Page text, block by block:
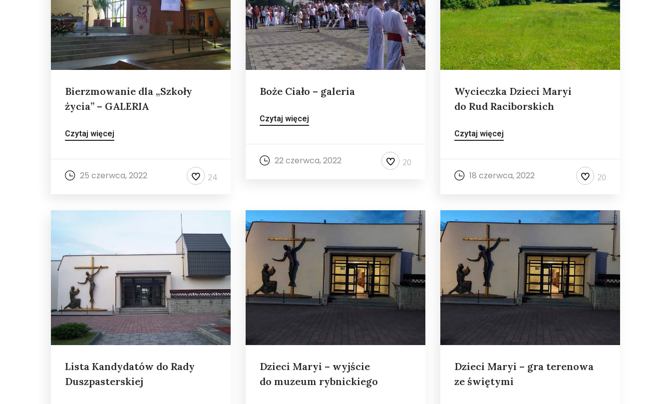
Bierzmowanie dla „Szkoły
życia” – GALERIA
Czytaj więcej
25 czerwca, 2022 24
Boże Ciało – galeria
Czytaj więcej
22 czerwca, 2022 20
Wycieczka Dzieci Maryi
do Rud Raciborskich
Czytaj więcej
18 czerwca, 2022 20
Lista Kandydatów do Rady
Duszpasterskiej
Dzieci Maryi – wyjście
do muzeum rybnickiego
Dzieci Maryi – gra terenowa
ze świętymi